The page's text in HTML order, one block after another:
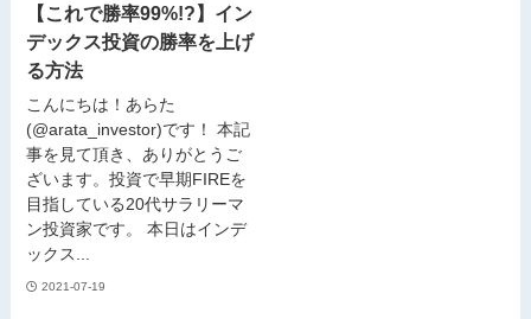
【これで勝率99%!?】イン
デックス投資の勝率を上げ
る方法
こんにちは！あらた
(@arata_investor)です！ 本記
事を見て頂き、ありがとうご
ざいます。投資で早期FIREを
目指している20代サラリーマ
ン投資家です。 本日はインデ
ックス...
2021-07-19